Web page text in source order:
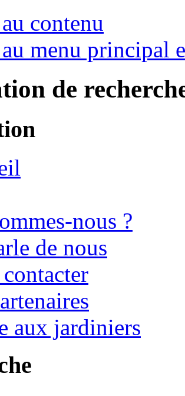
contenu
menu principal
de
nous ?
de nous
aux jardiniers